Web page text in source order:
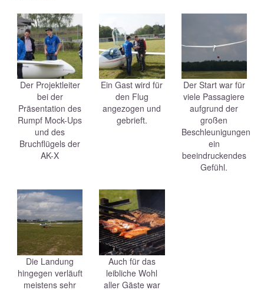
Der Projektleiter
bei der
Präsentation des
Rumpf Mock-Ups
und des
Bruchflügels der
AK-X
Ein Gast wird für
den Flug
angezogen und
gebrieft.
Der Start war für
viele Passagiere
aufgrund der
großen
Beschleunigungen
ein
beeindruckendes
Gefühl.
Die Landung
hingegen verläuft
meistens sehr
Auch für das
leibliche Wohl
aller Gäste war